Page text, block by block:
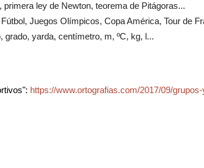
primera ley de Newton, teorema de Pitágoras...
Juegos Olímpicos, Copa América, Tour de
grado, yarda, centímetro, m, ºC, kg, l...
https://www.ortografias.com/2017/09/